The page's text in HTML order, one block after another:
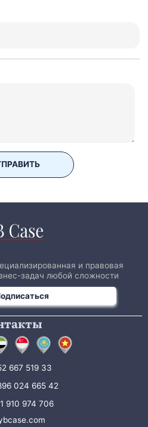
и правовая
задач любой сложности
667 519 33
024 665 42
910 974 706